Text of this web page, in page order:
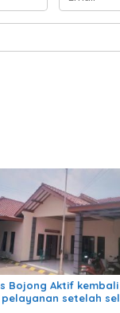
Bojong Aktif kembali
setelah